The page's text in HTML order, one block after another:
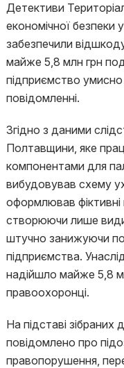
Детективи
економічної безпеки
забезпечили
майже 5,8 млн грн
підприємство
повідомленні.
Згідно з даними
Полтавщини, яке
компонентами для
вибудовував схему
оформлював фіктивні
створюючи лише
штучно занижуючи
підприємства.
надійшло майже 5,8
правоохоронці.
На підставі зібраних
повідомлено про
правопорушення,